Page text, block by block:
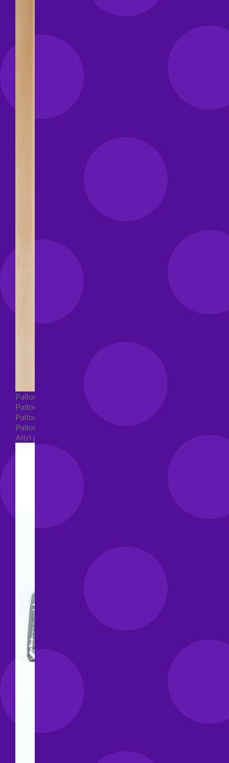
Palloncini Bubble
Palloncini numeri e lettere
Palloncini numeri e lettere piccoli
Palloncini numeri e lettere grandi
Altri palloncini numeri e lettere